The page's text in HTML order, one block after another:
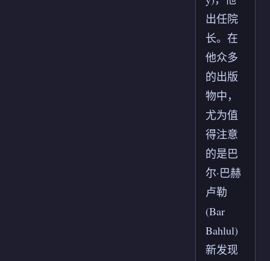
出任院
长。在
他众多
的出版
物中，
尤为值
得注意
的是巴
尔·巴赫
卢勒
(Bar
Bahlul)
新发现